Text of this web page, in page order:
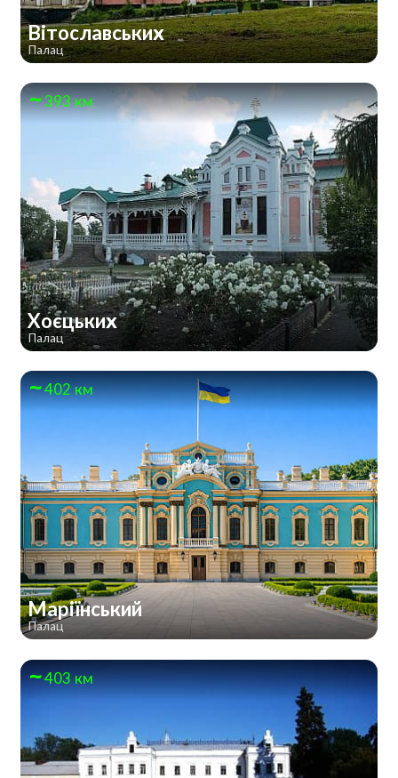
Вітославських
Палац
393 км
Хоєцьких
Палац
402 км
Маріїнський
Палац
403 км